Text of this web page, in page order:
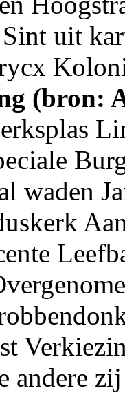
Sint uit
(bron:
waden
andere